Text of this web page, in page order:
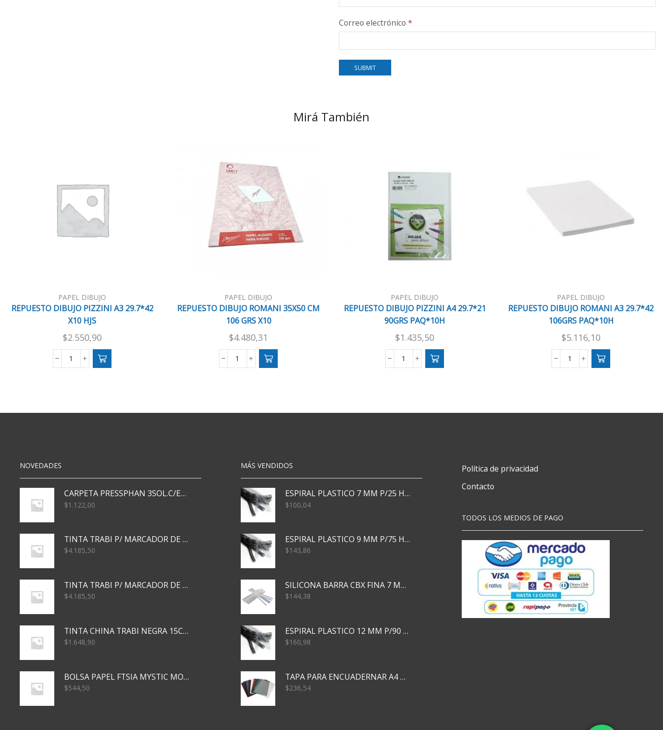
Correo electrónico *
Mirá También
PAPEL DIBUJO
REPUESTO DIBUJO PIZZINI A3 29.7*42
X10 HJS
$2.550,90
REPUESTO
X10
PAPEL DIBUJO
REPUESTO DIBUJO ROMANI 35X50 CM
106 GRS X10
$4.480,31
REPUESTO
106
PAPEL DIBUJO
REPUESTO DIBUJO PIZZINI A4 29.7*21
90GRS PAQ*10H
$1.435,50
REPUESTO
90GRS
PAPEL DIBUJO
REPUESTO DIBUJO ROMANI A3 29.7*42
106GRS PAQ*10H
$5.116,10
REPUESTO
106GRS
NOVEDADES
CARPETA PRESSPHAN 3SOL.C/ELAST MARRON A4 P01A
$1.122,00
TINTA TRABI P/ MARCADOR DE PIZARRA x30ml AZUL
$4.185,50
TINTA TRABI P/ MARCADOR DE PIZARRA x30ml ROJO
$4.185,50
TINTA CHINA TRABI NEGRA 15CC TR3460
$1.648,90
BOLSA PAPEL FTSIA MYSTIC MONKEY 14/08/20
$544,50
MÁS VENDIDOS
ESPIRAL PLASTICO 7 MM P/25 HJS X50x3000
$100,04
ESPIRAL PLASTICO 9 MM P/75 HJS X50X2400
$143,86
SILICONA BARRA CBX FINA 7 MM 28 CM
$144,38
ESPIRAL PLASTICO 12 MM P/90 HJS X50X1500
$160,98
TAPA PARA ENCUADERNAR A4 TRANSP x50x500
$236,54
Política de privacidad
Contacto
TODOS LOS MEDIOS DE PAGO